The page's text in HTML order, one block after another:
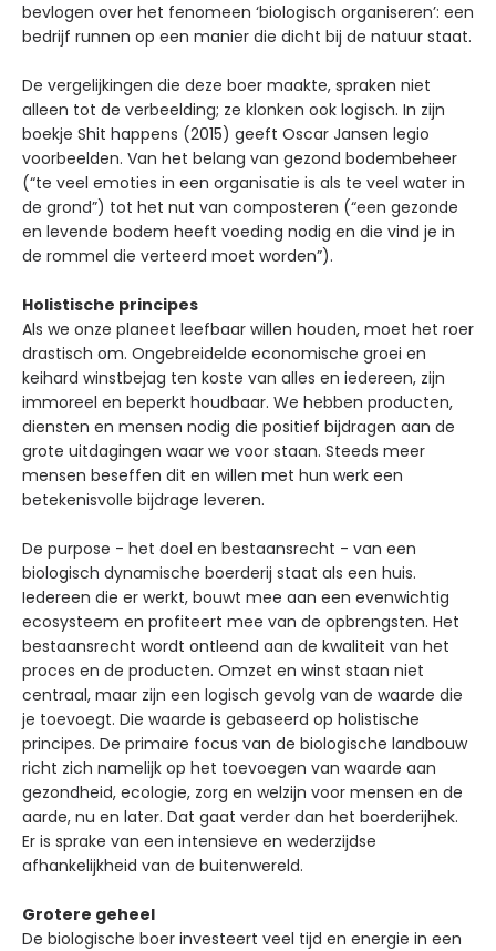
bevlogen over het fenomeen ‘biologisch organiseren’: een
bedrijf runnen op een manier die dicht bij de natuur staat.
De vergelijkingen die deze boer maakte, spraken niet
alleen tot de verbeelding; ze klonken ook logisch. In zijn
boekje Shit happens (2015) geeft Oscar Jansen legio
voorbeelden. Van het belang van gezond bodembeheer
(“te veel emoties in een organisatie is als te veel water in
de grond”) tot het nut van composteren (“een gezonde
en levende bodem heeft voeding nodig en die vind je in
de rommel die verteerd moet worden”).
Holistische principes
Als we onze planeet leefbaar willen houden, moet het roer
drastisch om. Ongebreidelde economische groei en
keihard winstbejag ten koste van alles en iedereen, zijn
immoreel en beperkt houdbaar. We hebben producten,
diensten en mensen nodig die positief bijdragen aan de
grote uitdagingen waar we voor staan. Steeds meer
mensen beseffen dit en willen met hun werk een
betekenisvolle bijdrage leveren.
De purpose - het doel en bestaansrecht - van een
biologisch dynamische boerderij staat als een huis.
Iedereen die er werkt, bouwt mee aan een evenwichtig
ecosysteem en profiteert mee van de opbrengsten. Het
bestaansrecht wordt ontleend aan de kwaliteit van het
proces en de producten. Omzet en winst staan niet
centraal, maar zijn een logisch gevolg van de waarde die
je toevoegt. Die waarde is gebaseerd op holistische
principes. De primaire focus van de biologische landbouw
richt zich namelijk op het toevoegen van waarde aan
gezondheid, ecologie, zorg en welzijn voor mensen en de
aarde, nu en later. Dat gaat verder dan het boerderijhek.
Er is sprake van een intensieve en wederzijdse
afhankelijkheid van de buitenwereld.
Grotere geheel
De biologische boer investeert veel tijd en energie in een